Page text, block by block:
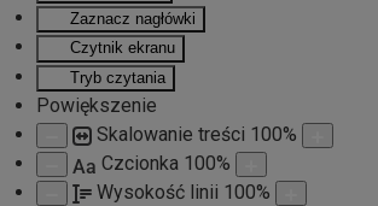
Zaznacz nagłówki
Czytnik ekranu
Tryb czytania
Powiększenie
Skalowanie treści 100%
Aa Czcionka 100%
Wysokość linii 100%